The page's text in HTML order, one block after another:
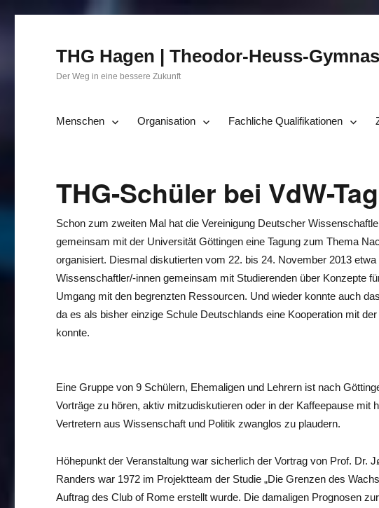
THG Hagen | Theodor-Heuss-
Der Weg in eine bessere Zukunft
Menschen Organisation Fachliche Qualifikationen
THG-Schüler bei VdW-
Schon zum zweiten Mal hat die Vereinigung Deutscher
gemeinsam mit der Universität Göttingen eine Tagung zum Thema
organisiert. Diesmal diskutierten vom 22. bis 24. November 2013 etwa
Wissenschaftler/-innen gemeinsam mit Studierenden über Konzepte
Umgang mit den begrenzten Ressourcen. Und wieder konnte auch
da es als bisher einzige Schule Deutschlands eine Kooperation mit
konnte.
Eine Gruppe von 9 Schülern, Ehemaligen und Lehrern ist nach
Vorträge zu hören, aktiv mitzudiskutieren oder in der Kaffeepause mit
Vertretern aus Wissenschaft und Politik zwanglos zu plaudern.
Höhepunkt der Veranstaltung war sicherlich der Vortrag von Prof. Dr.
Randers war 1972 im Projektteam der Studie „Die Grenzen des
Auftrag des Club of Rome erstellt wurde. Die damaligen Prognosen